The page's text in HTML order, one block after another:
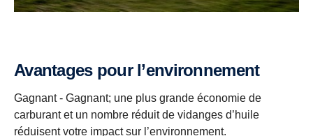
Avantages pour l’environnement
Gagnant - Gagnant; une plus grande économie de
carburant et un nombre réduit de vidanges d’huile
réduisent votre impact sur l’environnement.